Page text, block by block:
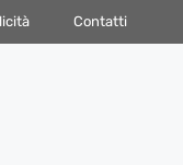
Contatti